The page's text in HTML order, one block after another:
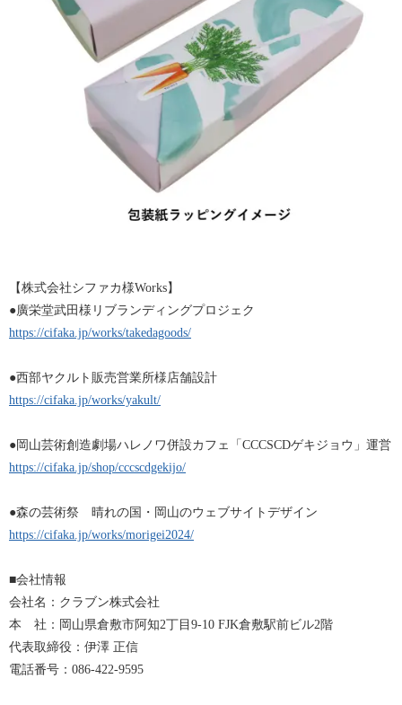
【株式会社シファカ様Works】
●廣栄堂武田様リブランディングプロジェク
https://cifaka.jp/works/takedagoods/
●西部ヤクルト販売営業所様店舗設計
https://cifaka.jp/works/yakult/
●岡山芸術創造劇場ハレノワ併設カフェ「CCCSCDゲキジョウ」運営
https://cifaka.jp/shop/cccscdgekijo/
●森の芸術祭 晴れの国・岡山のウェブサイトデザイン
https://cifaka.jp/works/morigei2024/
■会社情報
会社名：クラブン株式会社
本 社：岡山県倉敷市阿知2丁目9-10 FJK倉敷駅前ビル2階
代表取締役：伊澤 正信
電話番号：086-422-9595